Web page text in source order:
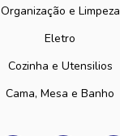
Organização e Limpeza
Eletro
Cozinha e Utensilios
Cama, Mesa e Banho